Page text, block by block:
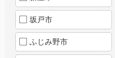
坂戸市
ふじみ野市